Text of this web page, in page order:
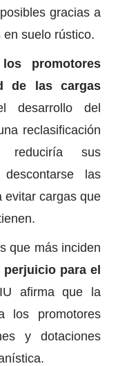
gracias a
suelo rústico.
promotores
de las cargas
desarrollo del
reclasificación
reduciría sus
las
evitar cargas que
que más inciden
perjuicio para el
afirma que la
los promotores
y dotaciones